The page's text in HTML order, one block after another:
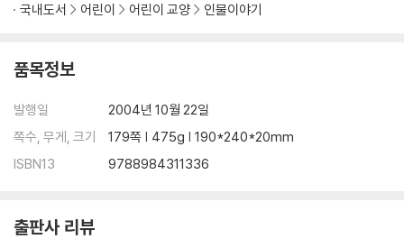
국내도서
어린이 어린이 교양 인물이야기
품목정보
발행일
2004년 10월 22일
쪽수, 무게, 크기
179쪽 | 475g | 190*240*20mm
ISBN13
9788984311336
출판사 리뷰